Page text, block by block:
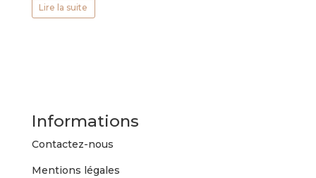
Lire la suite
Informations
Contactez-nous
Mentions légales